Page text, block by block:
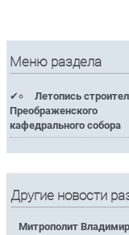
Меню раздела
Летопись
Преображенского
кафедрального собора
Другие новости
Митрополит